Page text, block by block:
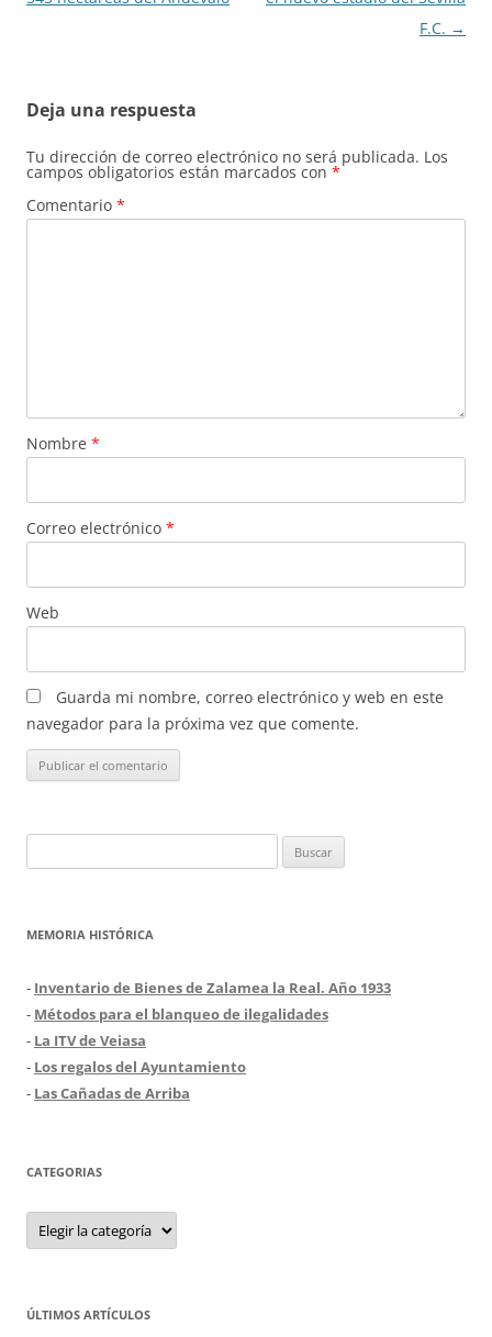
F.C. →
Deja una respuesta
Tu dirección de correo electrónico no será publicada. Los
campos obligatorios están marcados con *
Comentario *
Nombre *
Correo electrónico *
Web
Guarda mi nombre, correo electrónico y web en este
navegador para la próxima vez que comente.
MEMORIA HISTÓRICA
- Inventario de Bienes de Zalamea la Real. Año 1933
- Métodos para el blanqueo de ilegalidades
- La ITV de Veiasa
- Los regalos del Ayuntamiento
- Las Cañadas de Arriba
CATEGORIAS
Categorias
ÚLTIMOS ARTÍCULOS